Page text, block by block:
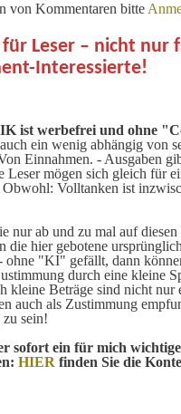
von Kommentaren bitte
Leser – nicht nur
Interessierte!
ist werbefrei und ohne
ein wenig abhängig von
Einnahmen. - Ausgaben
Leser mögen sich gleich für
Obwohl: Volltanken ist
nur ab und zu mal auf diesen
die hier gebotene
ohne "KI" gefällt, dann
durch eine kleine
kleine Beträge sind nicht nur
auch als Zustimmung
sein!
sofort ein für mich
HIER finden Sie die